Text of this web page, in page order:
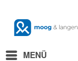
MENÜ